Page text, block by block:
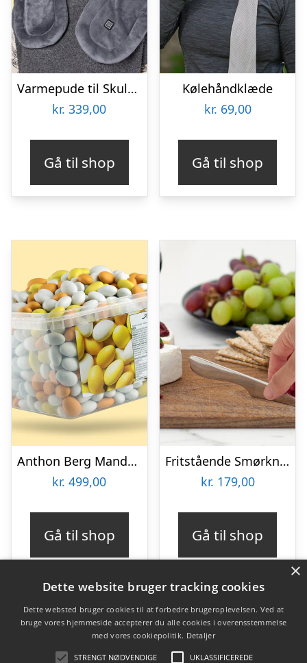
Varmepude til Skuldre og Ryg – Zenkuru
kr. 339,00
Gå til shop
Kølehåndklæde
kr. 69,00
Gå til shop
Anthon Berg Mandelæg Bland-selv-slik 2 kg
kr. 499,00
Gå til shop
Fritstående Smørkniv – Rustfrit Stål – Bosign
kr. 179,00
Gå til shop
Varekategorier
Produkter
×
Dette website bruger tracking cookies
Dette websted bruger cookies til at forbedre brugeroplevelsen. Ved at
bruge vores hjemmeside accepterer du alle cookies i overensstemmelse
med vores cookiepolitik. Detaljer
STRENGT NØDVENDIGE UKLASSIFICEREDE